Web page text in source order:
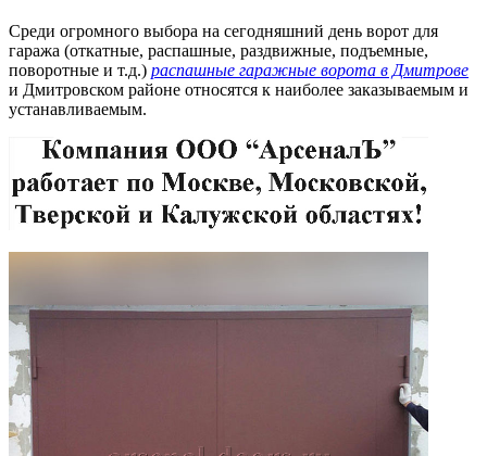
Среди огромного выбора на сегодняшний день ворот для
гаража (откатные, распашные, раздвижные, подъемные,
поворотные и т.д.) распашные гаражные ворота в Дмитрове
и Дмитровском районе относятся к наиболее заказываемым и
устанавливаемым.